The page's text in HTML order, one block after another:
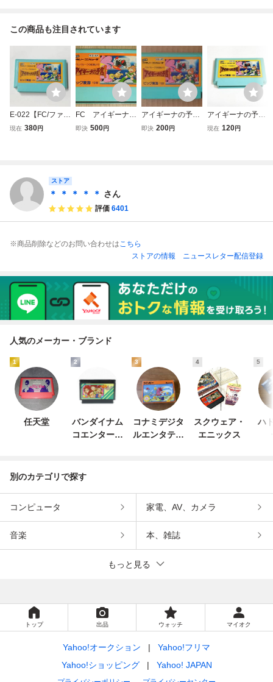
この商品も注目されています
E-022【FC/ファミ
コン】「バルバル
済】中古・現状品
レトロゲーム
現在 380円
FC アイギーナの
予言 バルバルーク
即決 500円
アイギーナの予言
（FC）箱説無し
即決 200円
アイギーナの予言
【動作確認済】８
現在 120円
ストア
＊ ＊ ＊ ＊ ＊ さん
評価 6401
※商品削除などのお問い合わせはこちら
ストアの情報
ニュースレター配信登録
人気のメーカー・ブランド
1
任天堂
2
バンダイナム
コエンターテ
3
コナミデジタ
ルエンタテイ
4
スクウェア・
エニックス
5
ハ
別のカテゴリで探す
コンピュータ 家電、AV、カメラ
音楽 本、雑誌
もっと見る
トップ 出品 ウォッチ マイオク
Yahoo!オークション
Yahoo!フリマ
Yahoo!ショッピング
Yahoo! JAPAN